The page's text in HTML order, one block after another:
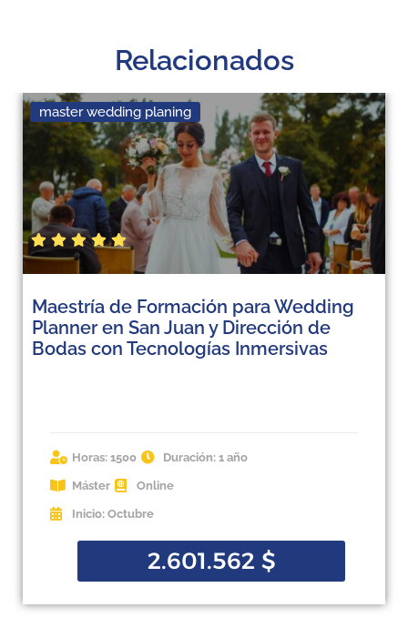
Relacionados
master wedding planing
Maestría de Formación para Wedding
Planner en San Juan y Dirección de
Bodas con Tecnologías Inmersivas
Horas: 1500 Duración: 1 año
Máster Online
Inicio: Octubre
2.601.562 $